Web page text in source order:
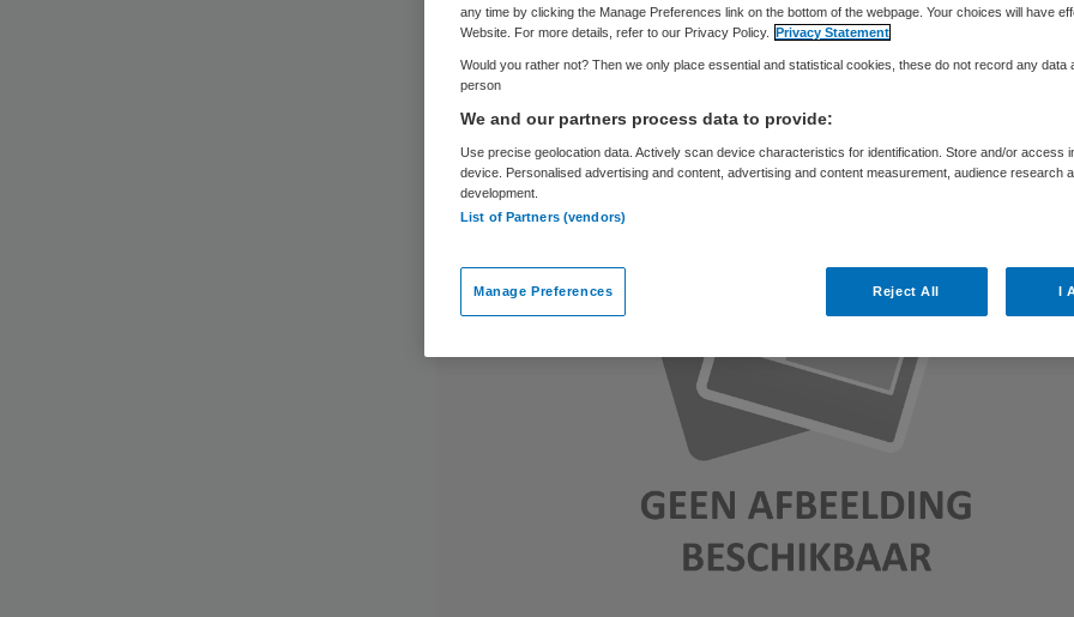
any time by clicking the Manage Preferences link on the bottom of the webpage. Your choices will have
Website. For more details, refer to our Privacy Policy. Privacy Statement
Would you rather not? Then we only place essential and statistical cookies, these do not record any data
person
We and our partners process data to provide:
Use precise geolocation data. Actively scan device characteristics for identification. Store and/or access
device. Personalised advertising and content, advertising and content measurement, audience research
development.
List of Partners (vendors)
Manage Preferences Reject All I